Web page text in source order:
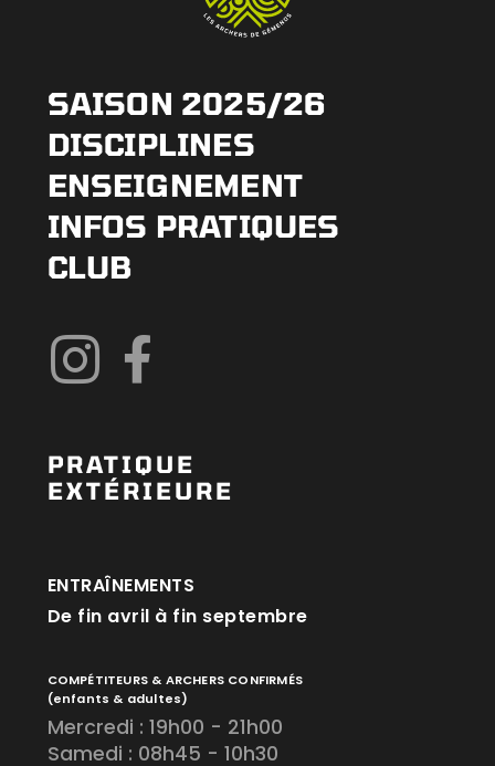
SAISON 2025/26
DISCIPLINES
ENSEIGNEMENT
INFOS PRATIQUES
CLUB
PRATIQUE
EXTÉRIEURE
ENTRAÎNEMENTS
De fin avril à fin septembre
COMPÉTITEURS & ARCHERS CONFIRMÉS
(enfants & adultes)
Mercredi : 19h00 - 21h00
Samedi : 08h45 - 10h30